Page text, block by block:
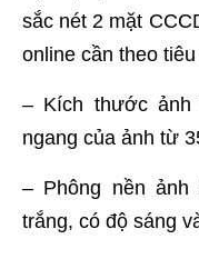
sắc nét 2 mặt
online cần theo
– Kích thước ảnh
ngang của ảnh từ
– Phông nền ảnh
trắng, có độ sáng